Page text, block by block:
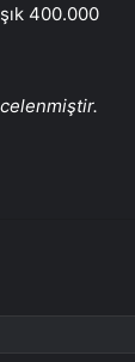
400.000